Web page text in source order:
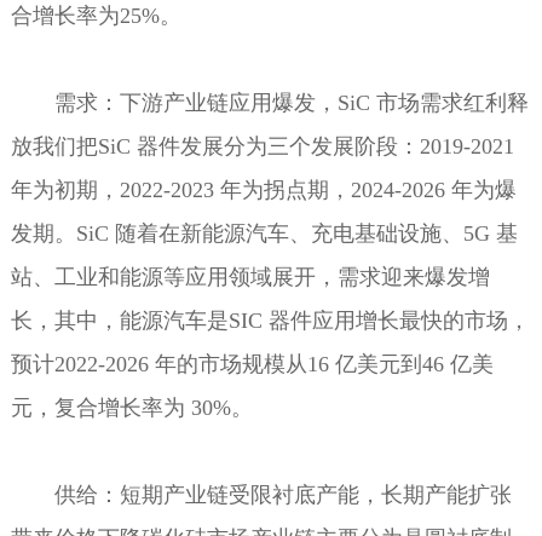
合增长率为25%。
需求：下游产业链应用爆发，SiC 市场需求红利释
放我们把SiC 器件发展分为三个发展阶段：2019-2021
年为初期，2022-2023 年为拐点期，2024-2026 年为爆
发期。SiC 随着在新能源汽车、充电基础设施、5G 基
站、工业和能源等应用领域展开，需求迎来爆发增
长，其中，能源汽车是SIC 器件应用增长最快的市场，
预计2022-2026 年的市场规模从16 亿美元到46 亿美
元，复合增长率为 30%。
供给：短期产业链受限衬底产能，长期产能扩张